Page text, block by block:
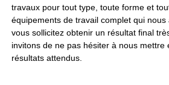
travaux pour tout type, toute forme et
équipements de travail complet qui
vous sollicitez obtenir un résultat final
invitons de ne pas hésiter à nous
résultats attendus.